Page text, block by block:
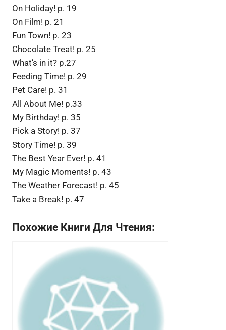
On Holiday! p. 19
On Film! p. 21
Fun Town! p. 23
Chocolate Treat! p. 25
What’s in it? p.27
Feeding Time! p. 29
Pet Care! p. 31
All About Me! p.33
My Birthday! p. 35
Pick a Story! p. 37
Story Time! p. 39
The Best Year Ever! p. 41
My Magic Moments! p. 43
The Weather Forecast! p. 45
Take a Break! p. 47
Похожие Книги Для Чтения: